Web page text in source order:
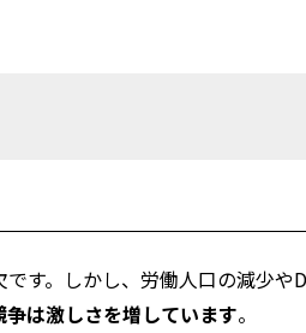
す。しかし、労働人口の減少や
は激しさを増しています。